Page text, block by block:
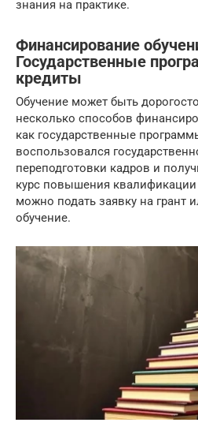
знания на практике.
Финансирование
Государственные
кредиты
Обучение может быть
несколько способов
как государственные
воспользовался
переподготовки кадров и
курс повышения квалификации
можно подать заявку на грант
обучение.